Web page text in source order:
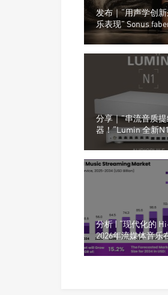
发布｜“用声学创
乐表现” Sonus
全新的Olympica
分享｜”串流音质
器！“Lumin 全新
网络交换机正式登
分析 | “现代化的
2026年流媒体音乐
Fi（高保真）市场